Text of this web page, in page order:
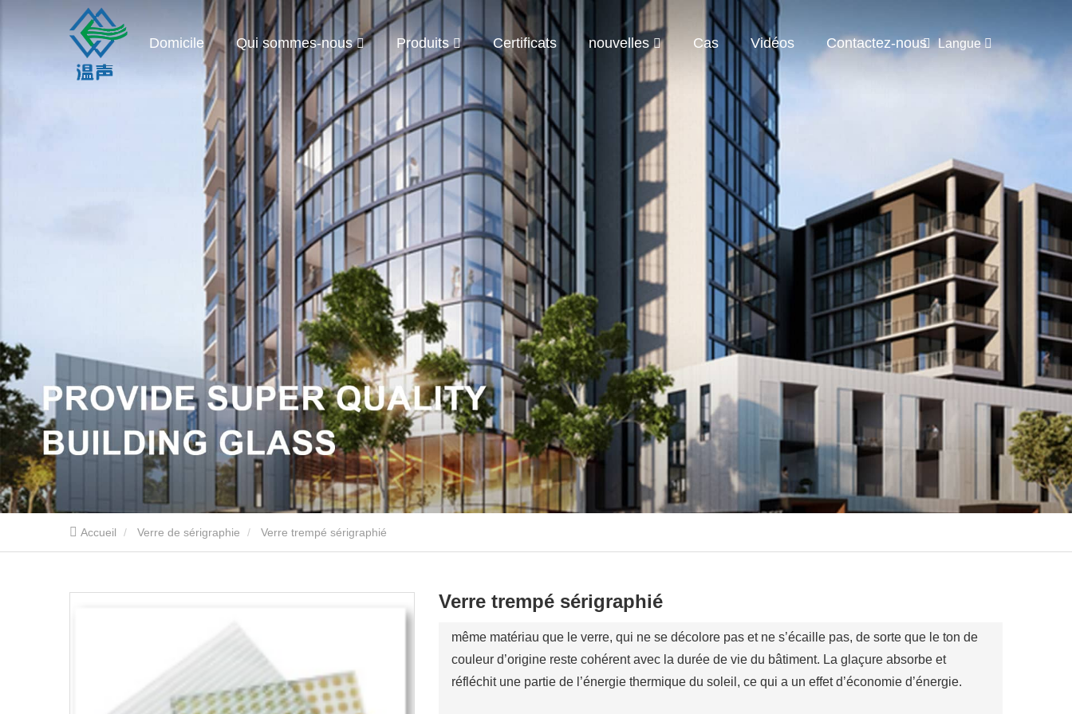
Domicile Qui sommes-nous Produits Certificats nouvelles Cas Vidéos Contactez-nous Langue
Accueil Verre de sérigraphie Verre trempé sérigraphié
Verre trempé sérigraphié
même matériau que le verre, qui ne se décolore pas et ne s’écaille pas, de sorte que le ton de
couleur d’origine reste cohérent avec la durée de vie du bâtiment. La glaçure absorbe et
réfléchit une partie de l’énergie thermique du soleil, ce qui a un effet d’économie d’énergie.